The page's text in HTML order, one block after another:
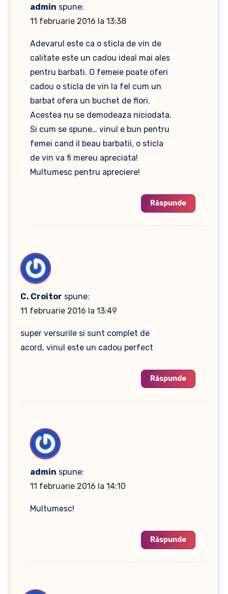
admin spune:
11 februarie 2016 la 13:38
Adevarul este ca o sticla de vin de
calitate este un cadou ideal mai ales
pentru barbati. O femeie poate oferi
cadou o sticla de vin la fel cum un
barbat ofera un buchet de flori.
Acestea nu se demodeaza niciodata.
Si cum se spune… vinul e bun pentru
femei cand il beau barbatii, o sticla
de vin va fi mereu apreciata!
Multumesc pentru apreciere!
Răspunde
C. Croitor spune:
11 februarie 2016 la 13:49
super versurile si sunt complet de
acord, vinul este un cadou perfect
Răspunde
admin spune:
11 februarie 2016 la 14:10
Multumesc!
Răspunde